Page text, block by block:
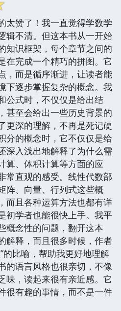
太赞了！我一直觉得学数学
辑不清。但这本书从一开始
知识框架，每个章节之间的
在完成一个精巧的拼图。它
，而是循序渐进，让读者能
下逐步掌握复杂的概念。我
公式时，不仅仅是给出结
甚至会给出一些历史背景的
更深的理解，不再是死记硬
分的概念时，它不仅仅是给
深入浅出地解释了为什么需
算、体积计算等方面的应
常直观的感受。线性代数部
阵、向量、行列式这些概
而且各种运算方法也都有详
初学者也能很快上手。我平
概念性的问题，翻开这本
解释，而且很多时候，作者
的比喻，帮助我更好地理解
的语言风格也很亲切，不像
味，读起来很有亲近感。它
很有趣的事情，而不是一件